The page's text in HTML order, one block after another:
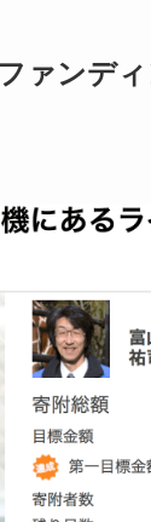
ァンディ